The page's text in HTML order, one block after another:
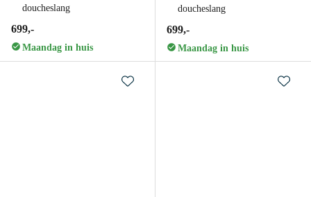
doucheslang
699,-
Maandag in huis
doucheslang
699,-
Maandag in huis